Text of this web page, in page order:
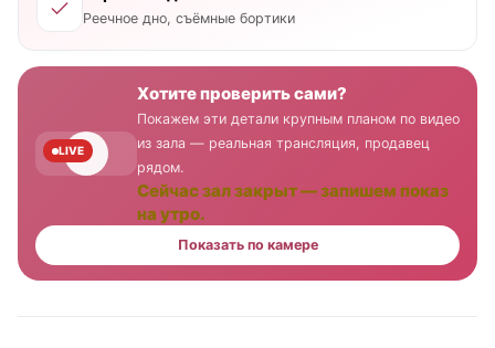
Реечное дно, съёмные бортики
LIVE
Хотите проверить сами?
Покажем эти детали крупным планом по видео
из зала — реальная трансляция, продавец
рядом.
Сейчас зал закрыт — запишем показ
на утро.
Показать по камере